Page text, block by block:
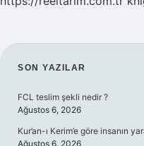
SIDEBAR
SON YAZILAR
FCL teslim şekli nedir ?
Ağustos 6, 2026
Kur’an-ı Kerim’e göre insanın
Ağustos 6, 2026